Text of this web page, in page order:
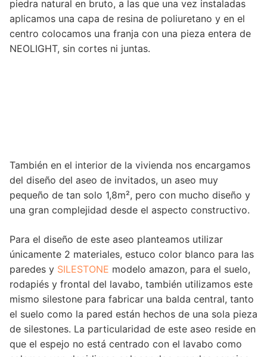
piedra natural en bruto, a las que una vez instaladas
aplicamos una capa de resina de poliuretano y en el
centro colocamos una franja con una pieza entera de
NEOLIGHT, sin cortes ni juntas.
También en el interior de la vivienda nos encargamos
del diseño del aseo de invitados, un aseo muy
pequeño de tan solo 1,8m², pero con mucho diseño y
una gran complejidad desde el aspecto constructivo.
Para el diseño de este aseo planteamos utilizar
únicamente 2 materiales, estuco color blanco para las
paredes y SILESTONE modelo amazon, para el suelo,
rodapiés y frontal del lavabo, también utilizamos este
mismo silestone para fabricar una balda central, tanto
el suelo como la pared están hechos de una sola pieza
de silestones. La particularidad de este aseo reside en
que el espejo no está centrado con el lavabo como